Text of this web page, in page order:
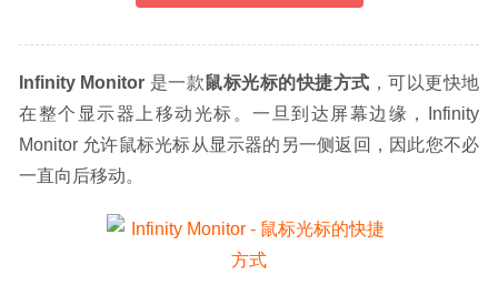
Infinity Monitor 是一款鼠标光标的快捷方式 ，可以更快地
在整个显示器上移动光标。一旦到达屏幕边缘，Infinity
Monitor 允许鼠标光标从显示器的另一侧返回，因此您不必
一直向后移动。